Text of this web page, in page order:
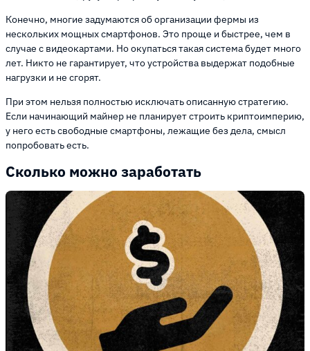
Конечно, многие задумаются об организации фермы из
нескольких мощных смартфонов. Это проще и быстрее, чем в
случае с видеокартами. Но окупаться такая система будет много
лет. Никто не гарантирует, что устройства выдержат подобные
нагрузки и не сгорят.
При этом нельзя полностью исключать описанную стратегию.
Если начинающий майнер не планирует строить криптоимперию,
у него есть свободные смартфоны, лежащие без дела, смысл
попробовать есть.
Сколько можно заработать